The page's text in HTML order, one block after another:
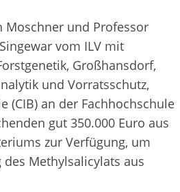
Moschner und Professor
vom ILV mit
Großhansdorf,
und Vorratsschutz,
an der Fachhochschule
gut 350.000 Euro aus
zur Verfügung, um
Methylsalicylats aus